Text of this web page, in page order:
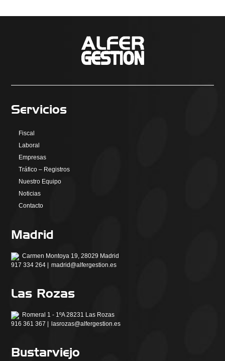
Servicios
Fiscal
Laboral
Empresas
Tráfico – Registros
Nuestro Equipo
Noticias
Contacto
Madrid
Carmen Montoya 19, 28029 Madrid
917 334 264 |
madrid@alfergestion.es
Las Rozas
Romeral 1 - 1ºA 28231 Las Rozas
916 361 367 |
lasrozas@alfergestion.es
Bustarviejo